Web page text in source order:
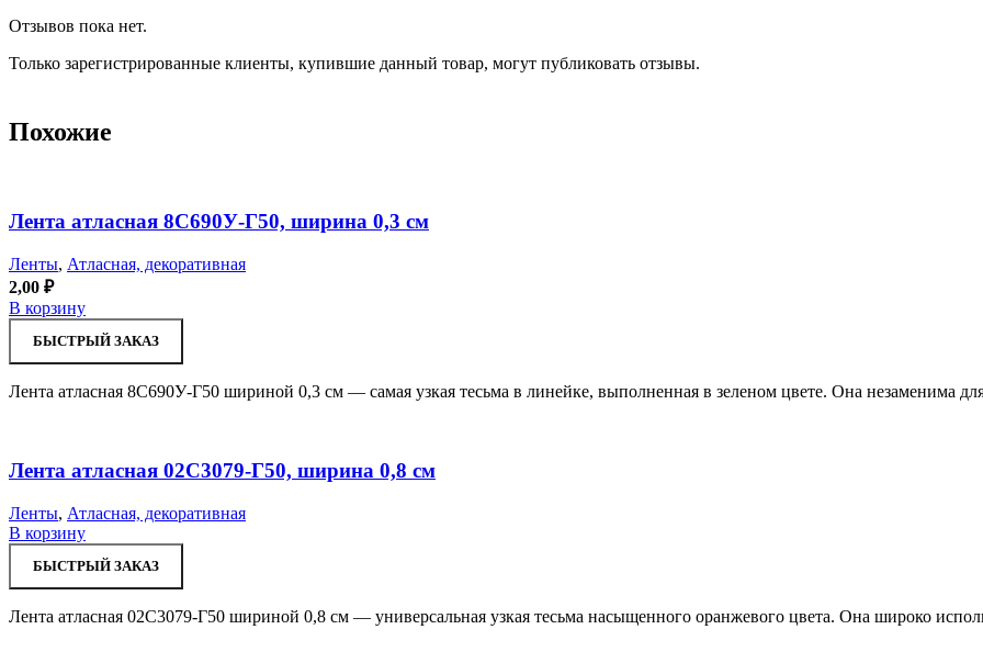
Отзывов пока нет.
Только зарегистрированные клиенты, купившие данный товар, могут публиковать отзывы.
Похожие
Лента атласная 8С690У-Г50, ширина 0,3 см
Ленты, Атласная, декоративная
2,00 ₽
В корзину
БЫСТРЫЙ ЗАКАЗ
Лента атласная 8С690У-Г50 шириной 0,3 см — самая узкая тесьма в линейке, выполненная в зеленом цвете. Она незаменима
Лента атласная 02С3079-Г50, ширина 0,8 см
Ленты, Атласная, декоративная
В корзину
БЫСТРЫЙ ЗАКАЗ
Лента атласная 02С3079-Г50 шириной 0,8 см — универсальная узкая тесьма насыщенного оранжевого цвета. Она широко